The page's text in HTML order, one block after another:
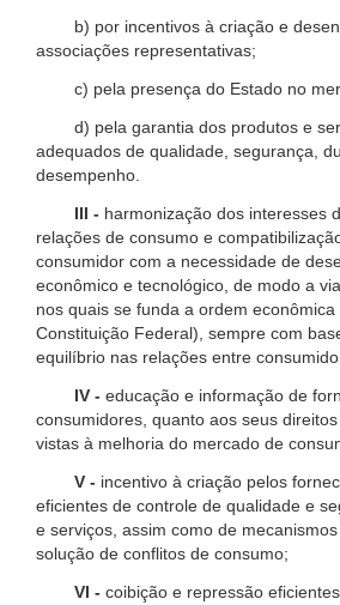
b) por incentivos à criação e
associações representativas;
c) pela presença do Estado no
d) pela garantia dos produtos e
adequados de qualidade, segurança,
desempenho.
III - harmonização dos interesses
relações de consumo e
consumidor com a necessidade de
econômico e tecnológico, de modo a
nos quais se funda a ordem
Constituição Federal), sempre com
equilíbrio nas relações entre
IV - educação e informação de
consumidores, quanto aos seus
vistas à melhoria do mercado de
V - incentivo à criação pelos
eficientes de controle de qualidade e
e serviços, assim como de
solução de conflitos de consumo;
VI - coibição e repressão